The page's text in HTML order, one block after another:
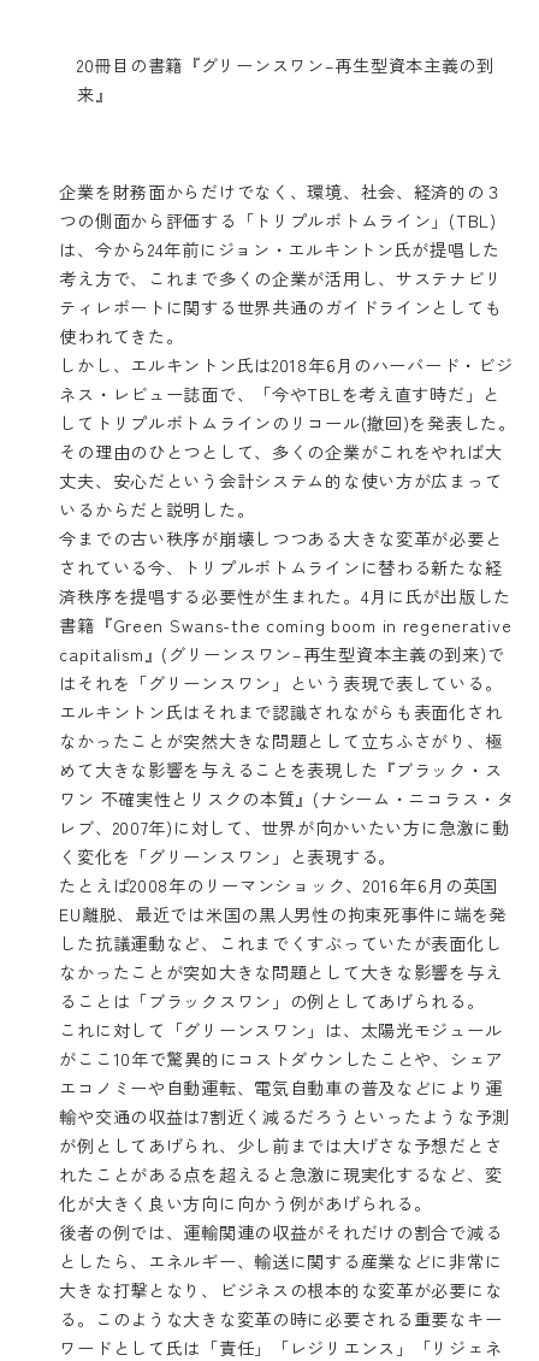
20冊目の書籍『グリーンスワン–再生型資本主義の到
来』
企業を財務面からだけでなく、環境、社会、経済的の３
つの側面から評価する「トリプルボトムライン」(TBL)
は、今から24年前にジョン・エルキントン氏が提唱した
考え方で、これまで多くの企業が活用し、サステナビリ
ティレポートに関する世界共通のガイドラインとしても
使われてきた。
しかし、エルキントン氏は2018年6月のハーバード・ビジ
ネス・レビュー誌面で、「今やTBLを考え直す時だ」と
してトリプルボトムラインのリコール(撤回)を発表した。
その理由のひとつとして、多くの企業がこれをやれば大
丈夫、安心だという会計システム的な使い方が広まって
いるからだと説明した。
今までの古い秩序が崩壊しつつある大きな変革が必要と
されている今、トリプルボトムラインに替わる新たな経
済秩序を提唱する必要性が生まれた。4月に氏が出版した
書籍『Green Swans-the coming boom in regenerative
capitalism』(グリーンスワン–再生型資本主義の到来)で
はそれを「グリーンスワン」という表現で表している。
エルキントン氏はそれまで認識されながらも表面化され
なかったことが突然大きな問題として立ちふさがり、極
めて大きな影響を与えることを表現した『ブラック・ス
ワン 不確実性とリスクの本質』(ナシーム・ニコラス・タ
レブ、2007年)に対して、世界が向かいたい方に急激に動
く変化を「グリーンスワン」と表現する。
たとえば2008年のリーマンショック、2016年6月の英国
EU離脱、最近では米国の黒人男性の拘束死事件に端を発
した抗議運動など、これまでくすぶっていたが表面化し
なかったことが突如大きな問題として大きな影響を与え
ることは「ブラックスワン」の例としてあげられる。
これに対して「グリーンスワン」は、太陽光モジュール
がここ10年で驚異的にコストダウンしたことや、シェア
エコノミーや自動運転、電気自動車の普及などにより運
輸や交通の収益は7割近く減るだろうといったような予測
が例としてあげられ、少し前までは大げさな予想だとさ
れたことがある点を超えると急激に現実化するなど、変
化が大きく良い方向に向かう例があげられる。
後者の例では、運輸関連の収益がそれだけの割合で減る
としたら、エネルギー、輸送に関する産業などに非常に
大きな打撃となり、ビジネスの根本的な変革が必要にな
る。このような大きな変革の時に必要される重要なキー
ワードとして氏は「責任」「レジリエンス」「リジェネ